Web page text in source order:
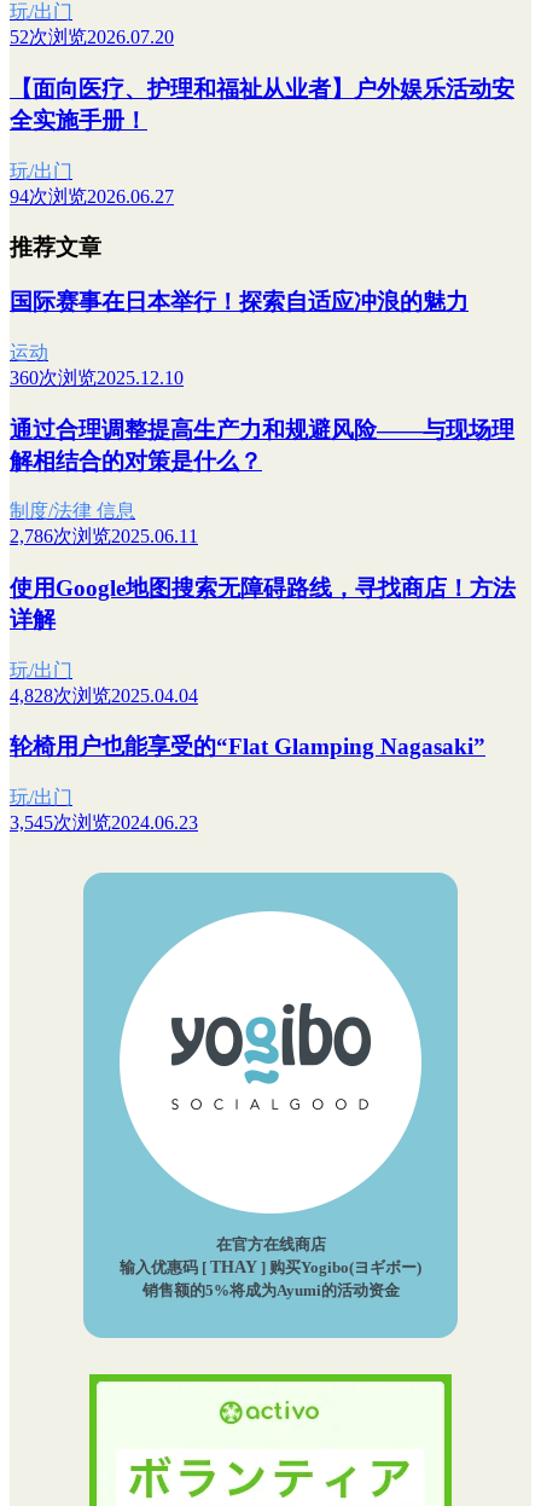
玩/出门
52次浏览2026.07.20
【面向医疗、护理和福祉从业者】户外娱乐活动安
全实施手册！
玩/出门
94次浏览2026.06.27
推荐文章
国际赛事在日本举行！探索自适应冲浪的魅力
运动
360次浏览2025.12.10
通过合理调整提高生产力和规避风险——与现场理
解相结合的对策是什么？
制度/法律 信息
2,786次浏览2025.06.11
使用Google地图搜索无障碍路线，寻找商店！方法
详解
玩/出门
4,828次浏览2025.04.04
轮椅用户也能享受的“Flat Glamping Nagasaki”
玩/出门
3,545次浏览2024.06.23
在官方在线商店
输入优惠码 [ THAY ] 购买Yogibo(ヨギボー)
销售额的5%将成为Ayumi的活动资金